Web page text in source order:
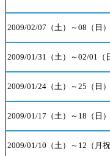
2009/02/07（土）～08（日）
2009/01/31（土）～02/01（
2009/01/24（土）～25（日）
2009/01/17（土）～18（日）
2009/01/10（土）～12（月祝